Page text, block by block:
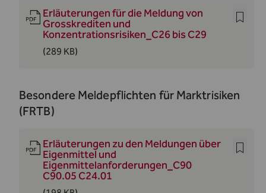
Erläuterungen für die Meldung von
Grosskrediten und
Konzentrationsrisiken_C26 bis C29
(289 KB)
Besondere Meldepflichten für Marktrisiken
(FRTB)
Erläuterungen zu den Meldungen über
Eigenmittel und
Eigenmittelanforderungen_C90
C90.05 C24.01